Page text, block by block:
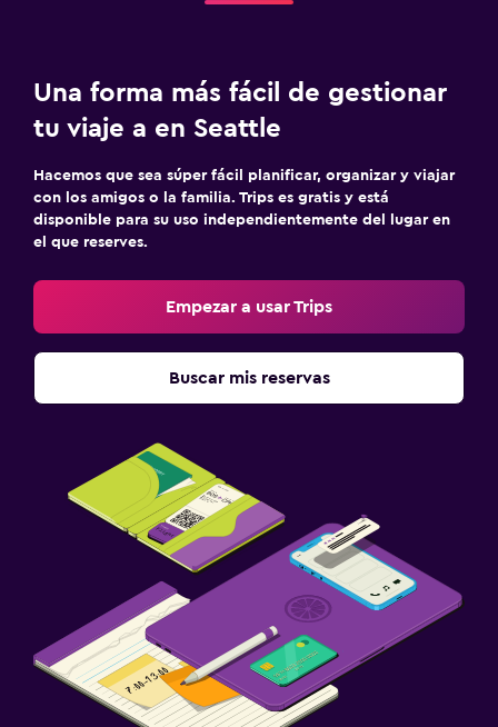
Una forma más fácil de gestionar
tu viaje a en Seattle
Hacemos que sea súper fácil planificar, organizar y viajar
con los amigos o la familia. Trips es gratis y está
disponible para su uso independientemente del lugar en
el que reserves.
Empezar a usar Trips
Buscar mis reservas